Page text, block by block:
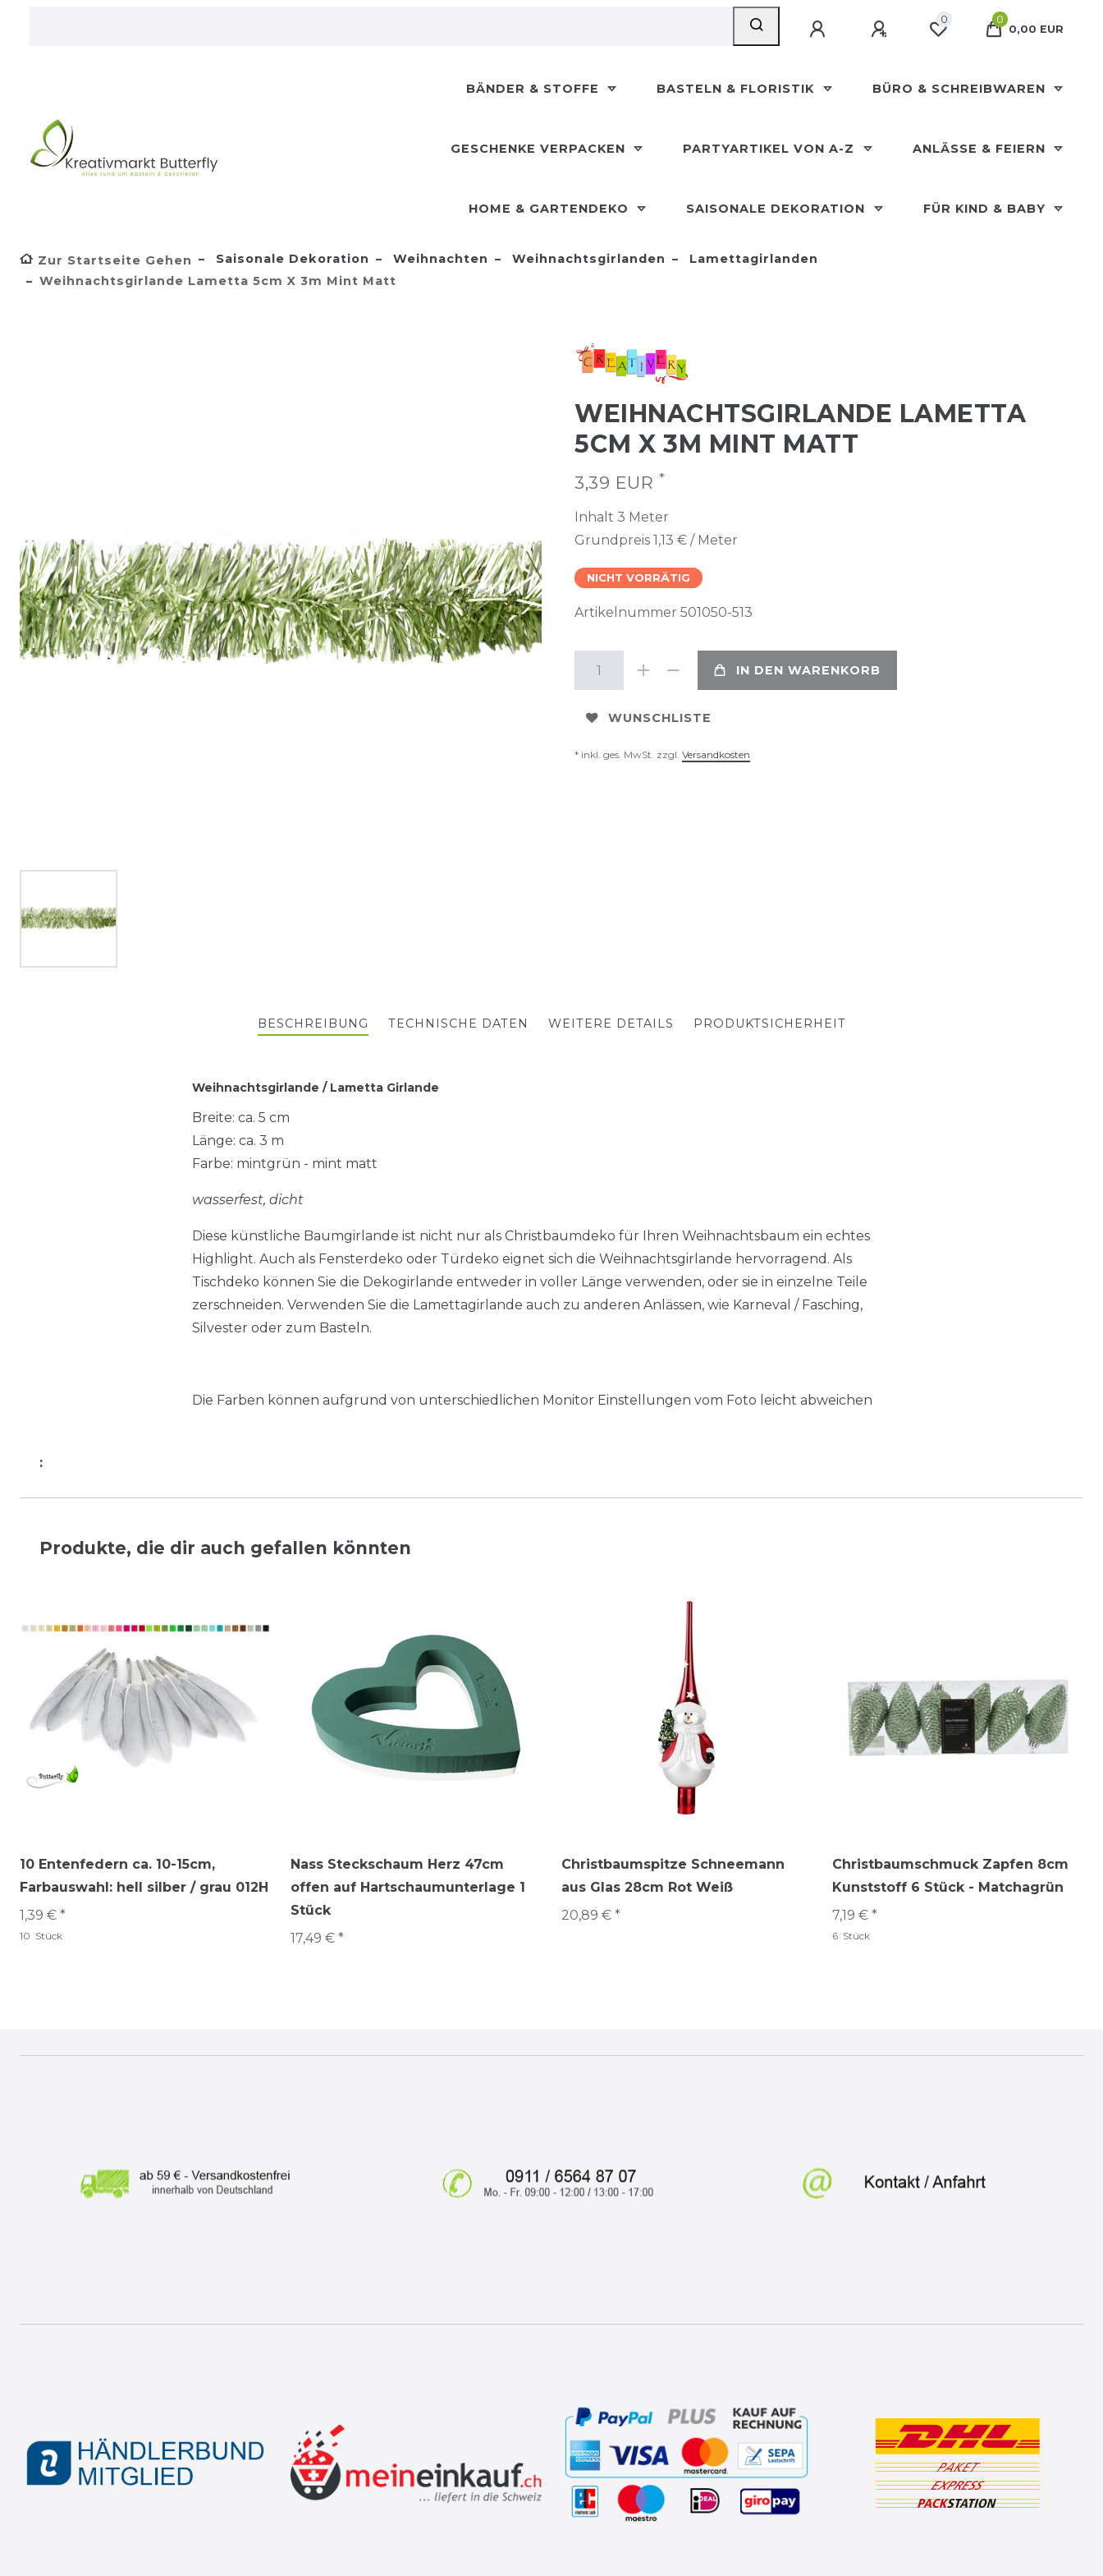
0
0
0,00 EUR
BÄNDER & STOFFE BASTELN & FLORISTIK BÜRO & SCHREIBWAREN
GESCHENKE VERPACKEN PARTYARTIKEL VON A-Z ANLÄSSE & FEIERN
HOME & GARTENDEKO SAISONALE DEKORATION FÜR KIND & BABY
Zur Startseite Gehen Saisonale Dekoration Weihnachten Weihnachtsgirlanden
Lamettagirlanden
Weihnachtsgirlande Lametta 5cm X 3m Mint Matt
WEIHNACHTSGIRLANDE LAMETTA
5CM X 3M MINT MATT
3,39 EUR *
Inhalt 3 Meter
Grundpreis 1,13 € / Meter
NICHT VORRÄTIG
Artikelnummer 501050-513
IN DEN WARENKORB
WUNSCHLISTE
* inkl. ges. MwSt. zzgl. Versandkosten
BESCHREIBUNG TECHNISCHE DATEN WEITERE DETAILS PRODUKTSICHERHEIT
Weihnachtsgirlande / Lametta Girlande
Breite: ca. 5 cm
Länge: ca. 3 m
Farbe: mintgrün - mint matt
wasserfest, dicht
Diese künstliche Baumgirlande ist nicht nur als Christbaumdeko für Ihren Weihnachtsbaum ein echtes
Highlight. Auch als Fensterdeko oder Türdeko eignet sich die Weihnachtsgirlande hervorragend. Als
Tischdeko können Sie die Dekogirlande entweder in voller Länge verwenden, oder sie in einzelne Teile
zerschneiden. Verwenden Sie die Lamettagirlande auch zu anderen Anlässen, wie Karneval / Fasching,
Silvester oder zum Basteln.
Die Farben können aufgrund von unterschiedlichen Monitor Einstellungen vom Foto leicht abweichen
:
Produkte, die dir auch gefallen könnten
10 Entenfedern ca. 10-15cm,
Farbauswahl: hell silber / grau 012H
1,39 € *
10 Stück
Nass Steckschaum Herz 47cm
offen auf Hartschaumunterlage 1
Stück
17,49 € *
Christbaumspitze Schneemann
aus Glas 28cm Rot Weiß
20,89 € *
Christbaumschmuck Zapfen 8cm
Kunststoff 6 Stück - Matchagrün
7,19 € *
6 Stück